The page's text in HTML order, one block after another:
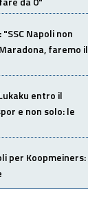
Napoli non
faremo il
entro il
e non solo: le
per Koopmeiners: